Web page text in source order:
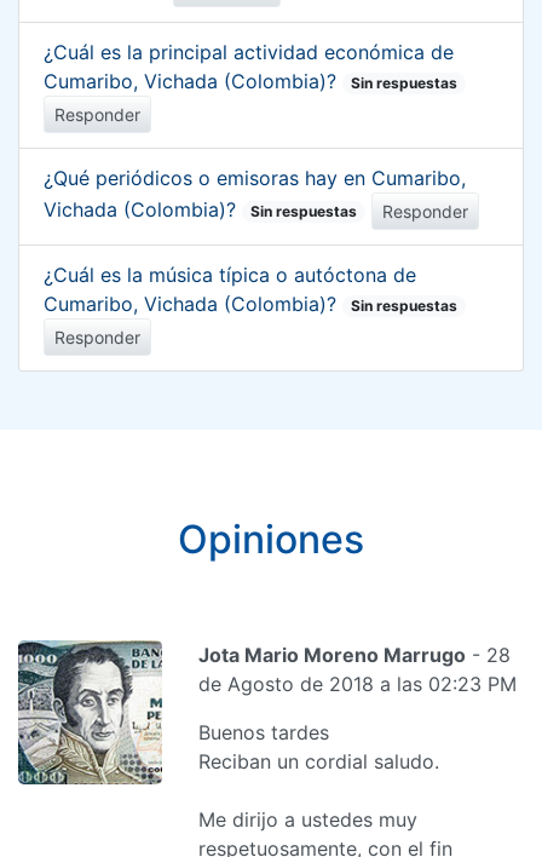
¿Cuál es la principal actividad económica de
Cumaribo, Vichada (Colombia)?
Sin respuestas
Responder
¿Qué periódicos o emisoras hay en Cumaribo,
Vichada (Colombia)?
Sin respuestas Responder
¿Cuál es la música típica o autóctona de
Cumaribo, Vichada (Colombia)?
Sin respuestas
Responder
Opiniones
Jota Mario Moreno Marrugo - 28
de Agosto de 2018 a las 02:23 PM
Buenos tardes
Reciban un cordial saludo.
Me dirijo a ustedes muy
respetuosamente, con el fin